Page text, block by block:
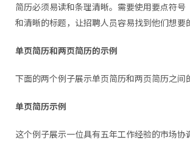
简历必须易读和条理清晰。需要使用要点符号
和清晰的标题，让招聘人员容易找到他们想要
单页简历和两页简历的示例
下面的两个例子展示单页简历和两页简历之间
单页简历示例
这个例子展示一位具有五年工作经验的市场协